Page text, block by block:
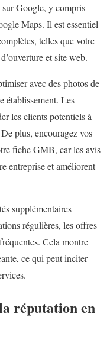
sur Google, y compris
Maps. Il est essentiel
telles que votre
et site web.
avec des photos de
établissement. Les
les clients potentiels à
plus, encouragez vos
fiche GMB, car les avis
entreprise et améliorent
supplémentaires
régulières, les offres
Cela montre
ce qui peut inciter
réputation en